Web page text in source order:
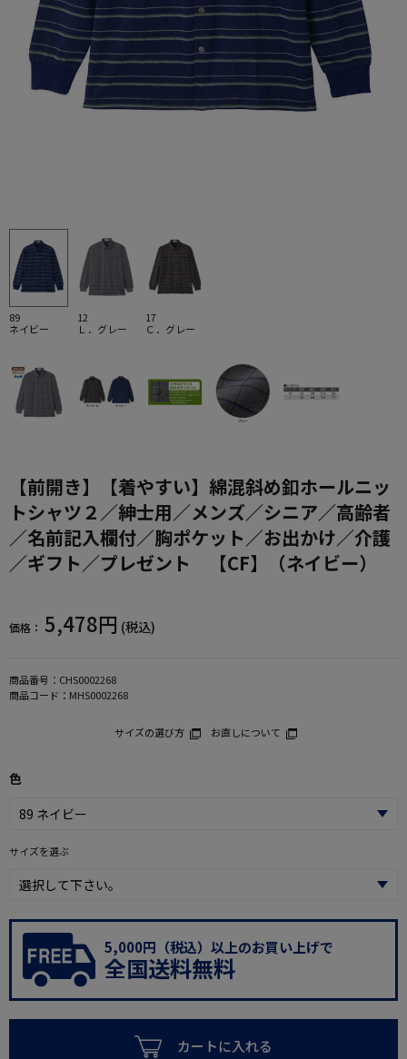
89
ネイビー
12
Ｌ．グレー
17
Ｃ．グレー
【前開き】【着やすい】綿混斜め釦ホールニッ
トシャツ２／紳士用／メンズ／シニア／高齢者
／名前記入欄付／胸ポケット／お出かけ／介護
／ギフト／プレゼント 【CF】（ネイビー）
価格： 5,478円 (税込)
商品番号： CHS0002268
商品コード： MHS0002268
サイズの選び方 お直しについて
色
サイズを選ぶ
5,000円（税込）以上のお買い上げで
全国送料無料
カートに入れる